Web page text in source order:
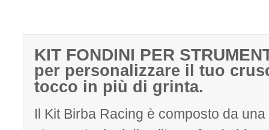
KIT FONDINI PER
per personalizzare il tuo
tocco in più di grinta.
Il Kit Birba Racing è composto da